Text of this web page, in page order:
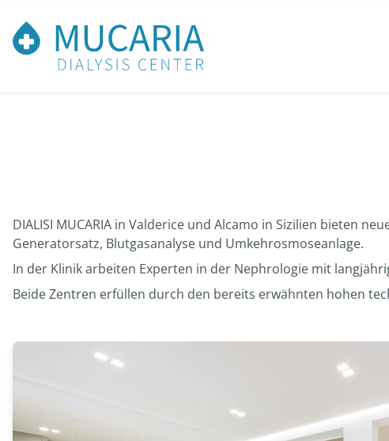
DIALISI MUCARIA in Valderice und Alcamo in Sizilien bieten
Generatorsatz, Blutgasanalyse und Umkehrosmoseanlage.
In der Klinik arbeiten Experten in der Nephrologie mit
Beide Zentren erfüllen durch den bereits erwähnten hohen